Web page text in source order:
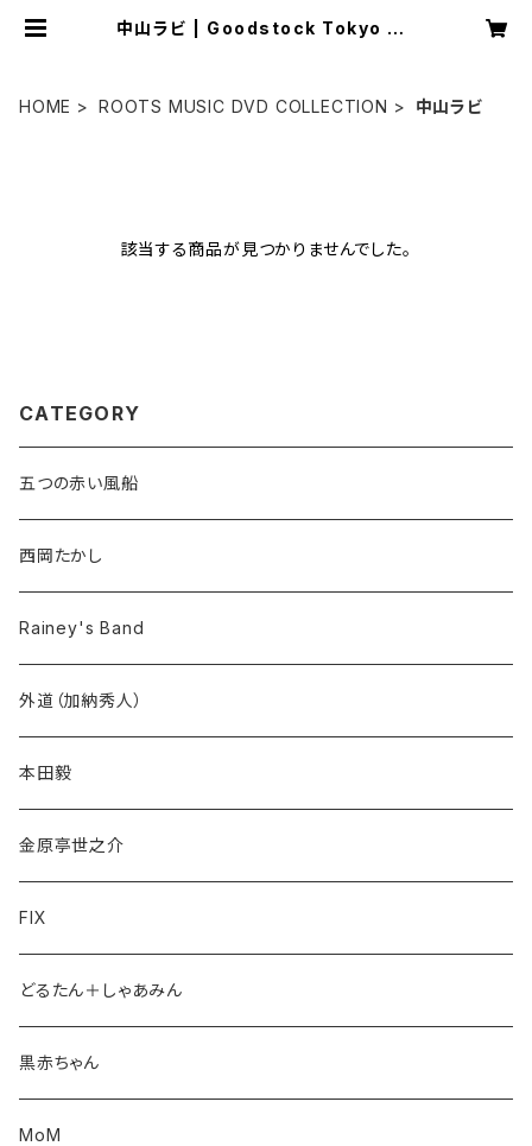
中山ラビ | Goodstock Tokyo SH
HOME ROOTS MUSIC DVD COLLECTION 中山ラビ
該当する商品が見つかりませんでした。
CATEGORY
五つの赤い風船
西岡たかし
Rainey's Band
外道（加納秀人）
本田毅
金原亭世之介
FIX
どるたん＋しゃあみん
黒赤ちゃん
MoM